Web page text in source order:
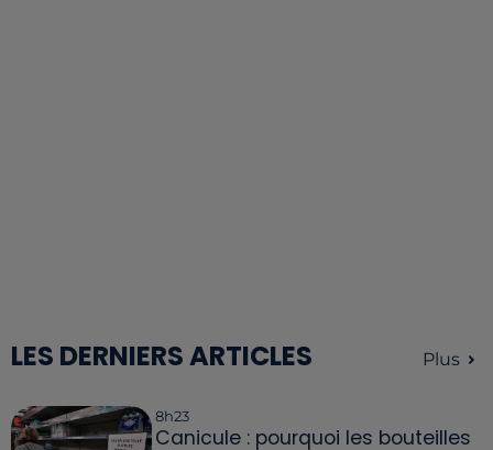
LES DERNIERS ARTICLES Plus
8h23
Canicule : pourquoi les bouteilles